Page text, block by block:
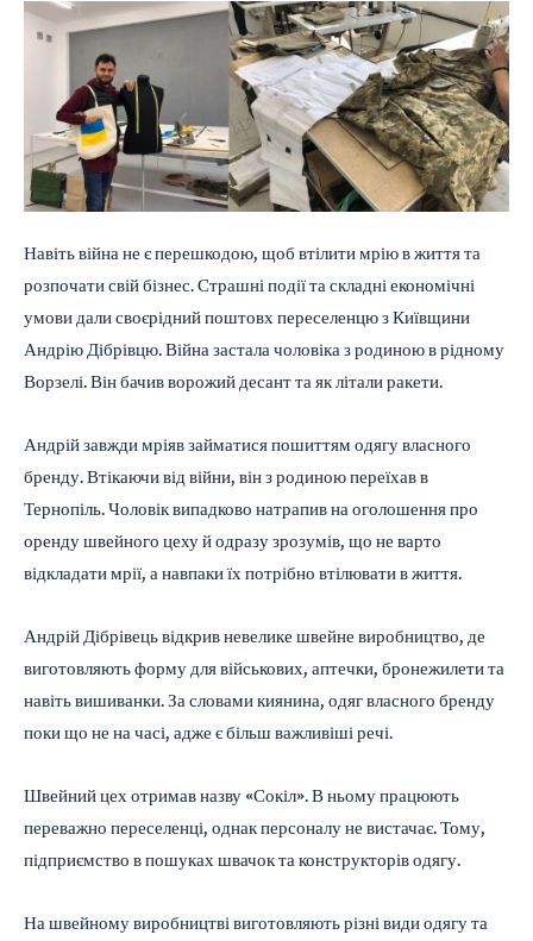
Навіть війна не є перешкодою, щоб втілити мрію в життя та
розпочати свій бізнес. Страшні події та складні економічні
умови дали своєрідний поштовх переселенцю з Київщини
Андрію Дібрівцю. Війна застала чоловіка з родиною в рідному
Ворзелі. Він бачив ворожий десант та як літали ракети.
Андрій завжди мріяв займатися пошиттям одягу власного
бренду. Втікаючи від війни, він з родиною переїхав в
Тернопіль. Чоловік випадково натрапив на оголошення про
оренду швейного цеху й одразу зрозумів, що не варто
відкладати мрії, а навпаки їх потрібно втілювати в життя.
Андрій Дібрівець відкрив невелике швейне виробництво, де
виготовляють форму для військових, аптечки, бронежилети та
навіть вишиванки. За словами киянина, одяг власного бренду
поки що не на часі, адже є більш важливіші речі.
Швейний цех отримав назву «Сокіл». В ньому працюють
переважно переселенці, однак персоналу не вистачає. Тому,
підприємство в пошуках швачок та конструкторів одягу.
На швейному виробництві виготовляють різні види одягу та